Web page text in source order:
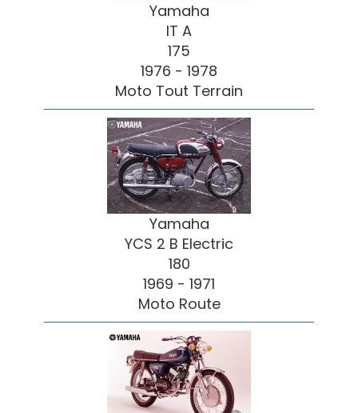
Yamaha
IT A
175
1976 - 1978
Moto Tout Terrain
Yamaha
YCS 2 B Electric
180
1969 - 1971
Moto Route